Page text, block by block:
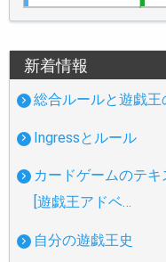
新着情報
総合ルールと遊戯王
Ingressとルール
カードゲームのテ
[遊戯王アドベ…
自分の遊戯王史